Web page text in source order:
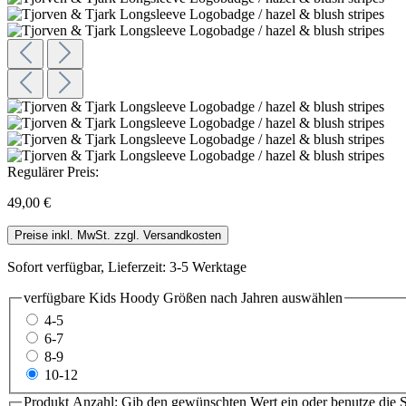
Regulärer Preis:
49,00 €
Preise inkl. MwSt. zzgl. Versandkosten
Sofort verfügbar, Lieferzeit: 3-5 Werktage
verfügbare Kids Hoody Größen nach Jahren auswählen
4-5
6-7
8-9
10-12
Produkt Anzahl: Gib den gewünschten Wert ein oder benutze die